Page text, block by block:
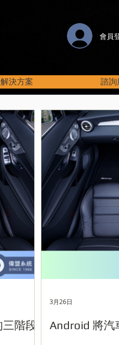
會員
解決方案 諮詢
階段
Android 將汽
3月26日